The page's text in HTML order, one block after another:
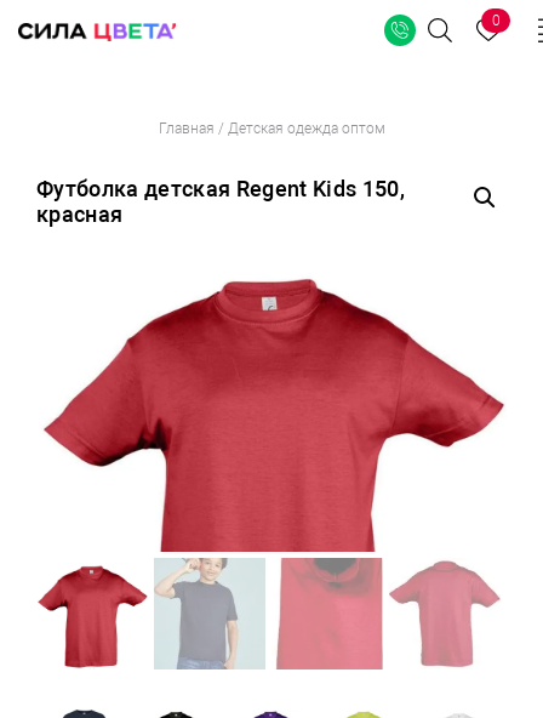
содержимому
Поиск
0
Главная / Детская одежда оптом
Футболка детская Regent Kids 150,
красная